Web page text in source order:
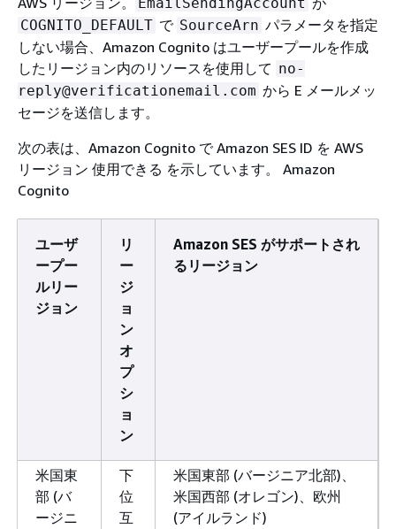
EmailSendingAccount
COGNITO_DEFAULT で SourceArn パラメータを指定
しない場合、Amazon Cognito はユーザープールを作成
したリージョン内のリソースを使用して no-
reply@verificationemail.com から E メールメッ
セージを送信します。
次の表は、Amazon Cognito で Amazon SES ID を AWS
リージョン 使用できる を示しています。 Amazon
Cognito
ユーザ
ープー
ルリー
ジョン
リ
ー
ジ
ョ
ン
オ
プ
シ
ョ
ン
Amazon SES がサポートされ
るリージョン
米国東
部 (バ
ージニ
下
位
互
米国東部 (バージニア北部)、
米国西部 (オレゴン)、欧州
(アイルランド)